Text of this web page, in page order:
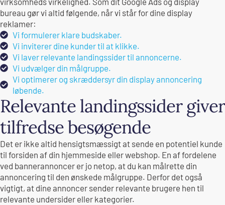
bureau gør vi altid følgende, når vi står for dine display
reklamer:
Vi formulerer klare budskaber.
Vi inviterer dine kunder til at klikke.
Vi laver relevante landingssider til annoncerne.
Vi udvælger din målgruppe.
Vi optimerer og skræddersyr din display annoncering
løbende.
Relevante landingssider giver
tilfredse besøgende
Det er ikke altid hensigtsmæssigt at sende en potentiel kunde
til forsiden af din hjemmeside eller webshop. En af fordelene
ved bannerannoncer er jo netop, at du kan målrette din
annoncering til den ønskede målgruppe. Derfor det også
vigtigt, at dine annoncer sender relevante brugere hen til
relevante undersider eller kategorier.